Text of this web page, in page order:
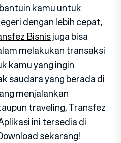
kamu untuk
dengan lebih cepat,
Bisnisjuga bisa
melakukan transaksi
kamu yang ingin
saudara yang berada di
menjalankan
traveling, Transfez
ini tersedia di
sekarang!